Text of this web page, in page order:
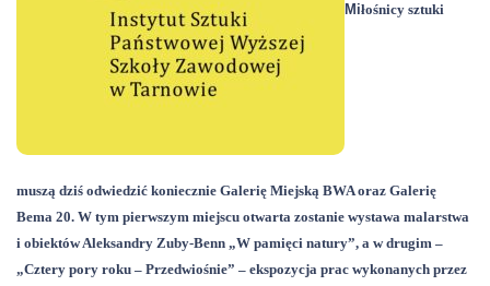
Miłośnicy sztuki
muszą dziś odwiedzić koniecznie Galerię Miejską BWA oraz Galerię
Bema 20. W tym pierwszym miejscu otwarta zostanie wystawa malarstwa
i obiektów Aleksandry Zuby-Benn „W pamięci natury”, a w drugim –
„Cztery pory roku – Przedwiośnie” – ekspozycja prac wykonanych przez